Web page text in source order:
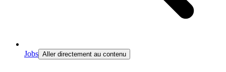
Jobs Aller directement au contenu